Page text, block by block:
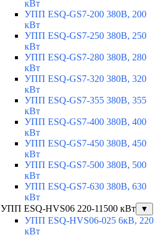
кВт
УПП ESQ-GS7-200 380В, 200
кВт
УПП ESQ-GS7-250 380В, 250
кВт
УПП ESQ-GS7-280 380В, 280
кВт
УПП ESQ-GS7-320 380В, 320
кВт
УПП ESQ-GS7-355 380В, 355
кВт
УПП ESQ-GS7-400 380В, 400
кВт
УПП ESQ-GS7-450 380В, 450
кВт
УПП ESQ-GS7-500 380В, 500
кВт
УПП ESQ-GS7-630 380В, 630
кВт
УПП ESQ-HVS06 220-11500 кВт
▼
УПП ESQ-HVS06-025 6кВ, 220
кВт